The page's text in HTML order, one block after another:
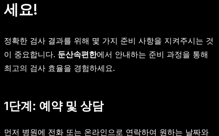
세요!
정확한 검사 결과를 위해 몇 가지 준비 사항을 지켜주시는 것
이 중요합니다. 둔산속편한에서 안내하는 준비 과정을 통해
최고의 검사 효율을 경험하세요.
1단계: 예약 및 상담
먼저 병원에 전화 또는 온라인으로 연락하여 원하는 날짜와